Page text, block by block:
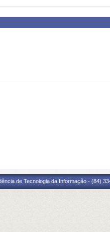
de Tecnologia da Informação - (84)